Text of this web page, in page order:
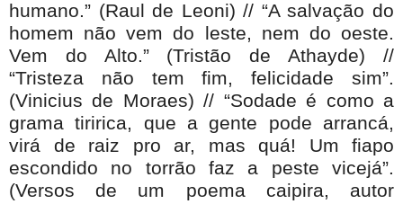
humano.” (Raul de Leoni) // “A salvação do
homem não vem do leste, nem do oeste.
Vem do Alto.” (Tristão de Athayde) //
“Tristeza não tem fim, felicidade sim”.
(Vinicius de Moraes) // “Sodade é como a
grama tiririca, que a gente pode arrancá,
virá de raiz pro ar, mas quá! Um fiapo
escondido no torrão faz a peste vicejá”.
(Versos de um poema caipira, autor